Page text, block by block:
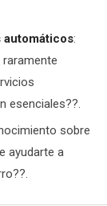
automáticos:
esenciales??.
sobre
ayudarte a